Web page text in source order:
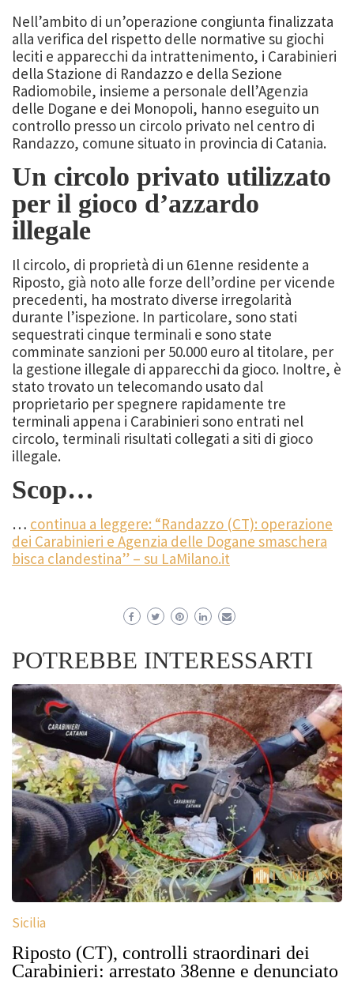
Nell’ambito di un’operazione congiunta finalizzata
alla verifica del rispetto delle normative su giochi
leciti e apparecchi da intrattenimento, i Carabinieri
della Stazione di Randazzo e della Sezione
Radiomobile, insieme a personale dell’Agenzia
delle Dogane e dei Monopoli, hanno eseguito un
controllo presso un circolo privato nel centro di
Randazzo, comune situato in provincia di Catania.
Un circolo privato utilizzato
per il gioco d’azzardo
illegale
Il circolo, di proprietà di un 61enne residente a
Riposto, già noto alle forze dell’ordine per vicende
precedenti, ha mostrato diverse irregolarità
durante l’ispezione. In particolare, sono stati
sequestrati cinque terminali e sono state
comminate sanzioni per 50.000 euro al titolare, per
la gestione illegale di apparecchi da gioco. Inoltre, è
stato trovato un telecomando usato dal
proprietario per spegnere rapidamente tre
terminali appena i Carabinieri sono entrati nel
circolo, terminali risultati collegati a siti di gioco
illegale.
Scop…
… continua a leggere: “Randazzo (CT): operazione
dei Carabinieri e Agenzia delle Dogane smaschera
bisca clandestina” – su LaMilano.it
POTREBBE INTERESSARTI
Sicilia
Riposto (CT), controlli straordinari dei
Carabinieri: arrestato 38enne e denunciato